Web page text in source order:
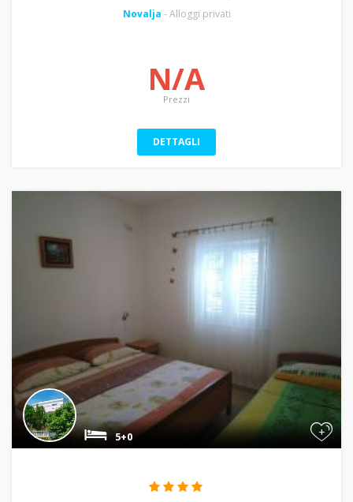
Novalja - Alloggi privati
N/A
Prezzi
DETTAGLI
+
5+0